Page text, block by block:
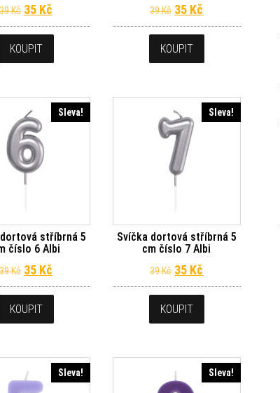
39Kč Původní cena byla: 39 Kč.
35 Kč Aktuální cena je: 35 Kč.
KOUPIT
39Kč Původní cena byla:
35 Kč
KOUPIT
Sleva!
stříbrná 5
číslo 6 Albi
39Kč Původní cena byla: 39 Kč.
35 Kč Aktuální cena je: 35 Kč.
KOUPIT
Sleva!
Svíčka dortová stříbrná 5
cm číslo 7 Albi
39Kč Původní cena byla:
35 Kč Aktuální cena
KOUPIT
Sleva! Sleva!